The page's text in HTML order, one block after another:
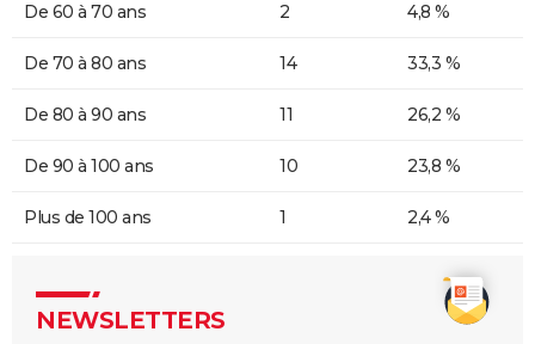
De 60 à 70 ans 2 4,8 %
De 70 à 80 ans 14 33,3 %
De 80 à 90 ans 11 26,2 %
De 90 à 100 ans 10 23,8 %
Plus de 100 ans 1 2,4 %
NEWSLETTERS